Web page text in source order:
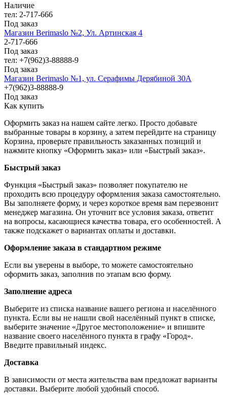
Наличие
тел: 2-717-666
Под заказ
Магазин Berimaslo №2, Ул. Артинская 4
2-717-666
Под заказ
тел: +7(962)3-88888-9
Под заказ
Магазин Berimaslo №1, ул. Серафимы Дерябиной 30А
+7(962)3-88888-9
Под заказ
Как купить
Оформить заказ на нашем сайте легко. Просто добавьте
выбранные товары в корзину, а затем перейдите на страницу
Корзина, проверьте правильность заказанных позиций и
нажмите кнопку «Оформить заказ» или «Быстрый заказ».
Быстрый заказ
Функция «Быстрый заказ» позволяет покупателю не
проходить всю процедуру оформления заказа самостоятельно.
Вы заполняете форму, и через короткое время вам перезвонит
менеджер магазина. Он уточнит все условия заказа, ответит
на вопросы, касающиеся качества товара, его особенностей. А
также подскажет о вариантах оплаты и доставки.
Оформление заказа в стандартном режиме
Если вы уверены в выборе, то можете самостоятельно
оформить заказ, заполнив по этапам всю форму.
Заполнение адреса
Выберите из списка название вашего региона и населённого
пункта. Если вы не нашли свой населённый пункт в списке,
выберите значение «Другое местоположение» и впишите
название своего населённого пункта в графу «Город».
Введите правильный индекс.
Доставка
В зависимости от места жительства вам предложат варианты
доставки. Выберите любой удобный способ.